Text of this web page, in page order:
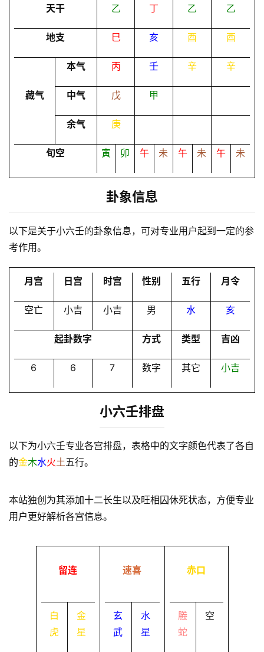
理
I
会
员
登录 注册
天干 乙 丁 乙 乙
地支 巳 亥 酉 酉
本气 丙 壬 辛 辛
藏气 中气 戊 甲
余气 庚
旬空 寅 卯 午 未 午 未 午 未
卦象信息
以下是关于小六壬的卦象信息，可对专业用户起到一定的参
考作用。
月宫 日宫 时宫 性别 五行 月令
空亡 小吉 小吉 男 水 亥
起卦数字 方式 类型 吉凶
6 6 7 数字 其它 小吉
小六壬排盘
以下为小六壬专业各宫排盘，表格中的文字颜色代表了各自
的金木水火土五行。
本站独创为其添加十二长生以及旺相囚休死状态，方便专业
用户更好解析各宫信息。
留连
白
虎
金
星
速喜
玄
武
水
星
赤口
螣
蛇
空